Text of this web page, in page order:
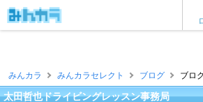
みんカラ みんカラセレクト ブログ ブロ
太田哲也ドライビングレッスン事務局